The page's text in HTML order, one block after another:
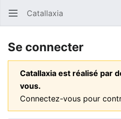
Ouvrir le menu principal Catallaxia
Se connecter
Catallaxia est réalisé par
vous.
Connectez-vous pour